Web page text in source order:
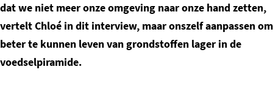
dat we niet meer onze omgeving naar onze hand zetten,
vertelt Chloé in dit interview, maar onszelf aanpassen om
beter te kunnen leven van grondstoffen lager in de
voedselpiramide.